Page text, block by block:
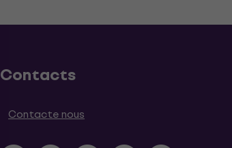
Contacts
Contacte nous